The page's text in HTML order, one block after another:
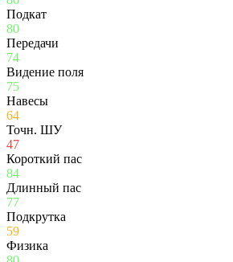
Подкат
80
Передачи
74
Видение поля
75
Навесы
64
Точн. ШУ
47
Короткий пас
84
Длинный пас
77
Подкрутка
59
Физика